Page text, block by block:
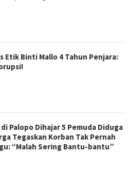
Etik Binti Mallo 4 Tahun Penjara:
Palopo Dihajar 5 Pemuda Diduga
Tegaskan Korban Tak Pernah
“Malah Sering Bantu-bantu”